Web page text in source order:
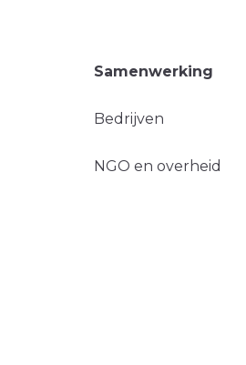
Samenwerking
Bedrijven
NGO en overheid